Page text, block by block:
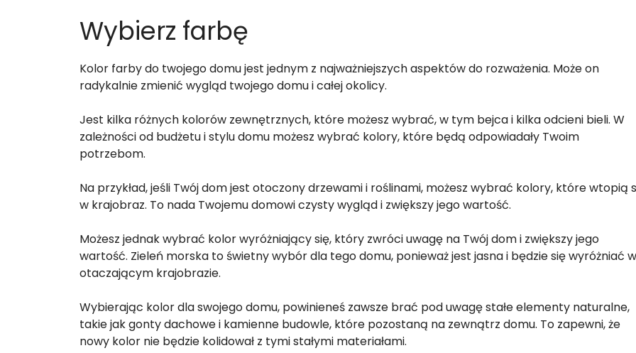
Wybierz farbę
Kolor farby do twojego domu jest jednym z najważniejszych aspektów do rozważenia. Może on
radykalnie zmienić wygląd twojego domu i całej okolicy.
Jest kilka różnych kolorów zewnętrznych, które możesz wybrać, w tym bejca i kilka odcieni bieli. W
zależności od budżetu i stylu domu możesz wybrać kolory, które będą odpowiadały Twoim
potrzebom.
Na przykład, jeśli Twój dom jest otoczony drzewami i roślinami, możesz wybrać kolory, które wtopią
w krajobraz. To nada Twojemu domowi czysty wygląd i zwiększy jego wartość.
Możesz jednak wybrać kolor wyróżniający się, który zwróci uwagę na Twój dom i zwiększy jego
wartość. Zieleń morska to świetny wybór dla tego domu, ponieważ jest jasna i będzie się wyróżniać w
otaczającym krajobrazie.
Wybierając kolor dla swojego domu, powinieneś zawsze brać pod uwagę stałe elementy naturalne,
takie jak gonty dachowe i kamienne budowle, które pozostaną na zewnątrz domu. To zapewni, że
nowy kolor nie będzie kolidował z tymi stałymi materiałami.